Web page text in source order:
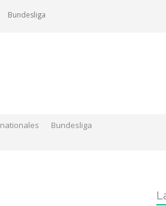
Bundesliga
Bundesliga